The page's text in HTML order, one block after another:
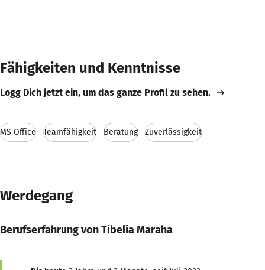
Fähigkeiten und Kenntnisse
Logg Dich jetzt ein, um das ganze Profil zu sehen.
MS Office Teamfähigkeit Beratung Zuverlässigkeit
Werdegang
Berufserfahrung von Tibelia Maraha